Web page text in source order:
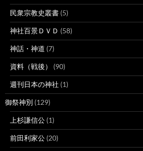
民衆宗教史叢書 (5)
神社百景ＤＶＤ (58)
神話・神道 (7)
資料（戦後） (90)
週刊日本の神社 (1)
御祭神別 (129)
上杉謙信公 (1)
前田利家公 (20)